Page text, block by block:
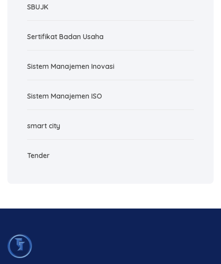
SBUJK
Sertifikat Badan Usaha
Sistem Manajemen Inovasi
Sistem Manajemen ISO
smart city
Tender